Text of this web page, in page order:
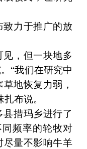
力于推广的放
，但一块地多
“我们在研究中
地恢复力弱，
布说。
措玛乡进行了
频率的轮牧对
尽量不影响牛羊